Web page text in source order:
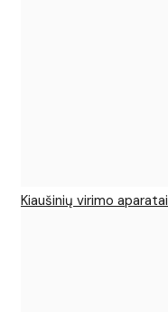
Kiaušinių virimo aparatai